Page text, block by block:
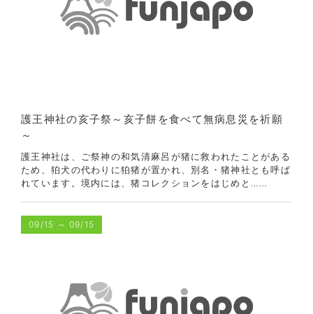
護王神社の亥子祭～亥子餅を食べて無病息災を祈願
～
護王神社は、ご祭神の和気清麻呂が猪に救われたことがある
ため、狛犬の代わりに狛猪が置かれ、別名・猪神社とも呼ば
れています。境内には、猪コレクションをはじめと……
09/15 ～ 09/15